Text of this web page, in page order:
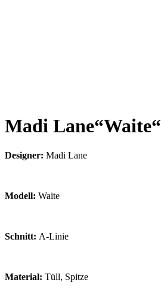
Madi Lane“Waite“
Designer: Madi Lane
Modell: Waite
Schnitt: A-Linie
Material: Tüll, Spitze